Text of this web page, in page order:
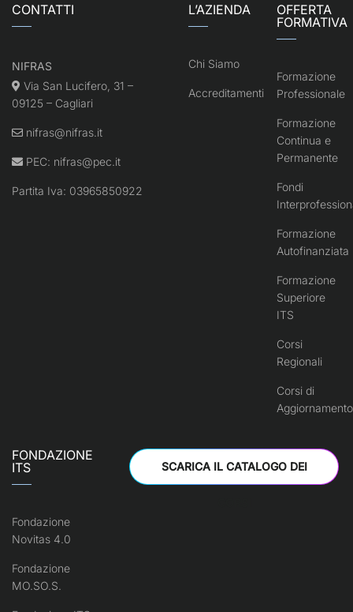
CONTATTI
NIFRAS
Via San Lucifero, 31 –
09125 – Cagliari
nifras@nifras.it
PEC: nifras@pec.it
Partita Iva: 03965850922
L’AZIENDA
Chi Siamo
Accreditamenti
OFFERTA
FORMATIVA
Formazione
Professionale
Formazione
Continua e
Permanente
Fondi
Formazione
Autofinanziata
Formazione
Superiore
ITS
Corsi
Regionali
Corsi di
Aggiornamento
FONDAZIONE
ITS
Fondazione
Novitas 4.0
Fondazione
MO.SO.S.
SCARICA IL CATALOGO DEI